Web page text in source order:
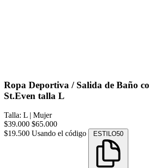
Ropa Deportiva / Salida de Baño
St.Even talla L
Talla: L | Mujer
$39.000 $65.000
$19.500 Usando el código ESTILO50